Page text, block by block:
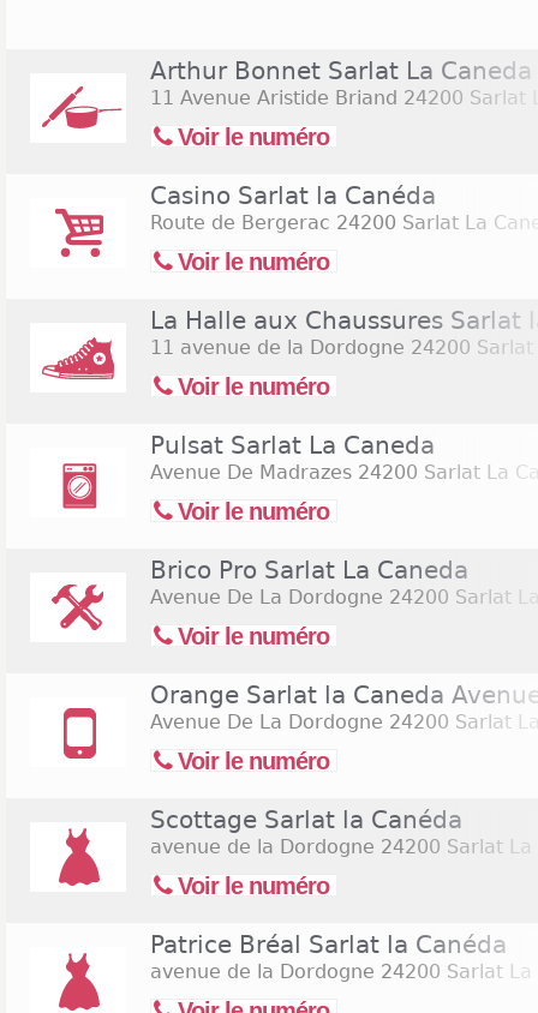
de l'offre en habillement, les enseignes sont
La Halle, Défimode, Esprit sont installées à Sarlat la
Arthur Bonnet Sarlat La Caneda
11 Avenue Aristide Briand 24200 Sarlat
Voir le numéro
Casino Sarlat la Canéda
Route de Bergerac 24200 Sarlat La
Voir le numéro
La Halle aux Chaussures Sarlat
11 avenue de la Dordogne 24200 Sarlat
Voir le numéro
Pulsat Sarlat La Caneda
Avenue De Madrazes 24200 Sarlat La
Voir le numéro
Brico Pro Sarlat La Caneda
Avenue De La Dordogne 24200 Sarlat
Voir le numéro
Orange Sarlat la Caneda
Avenue De La Dordogne 24200 Sarlat
Voir le numéro
Scottage Sarlat la Canéda
avenue de la Dordogne 24200 Sarlat La
Voir le numéro
Patrice Bréal Sarlat la Canéda
avenue de la Dordogne 24200 Sarlat La